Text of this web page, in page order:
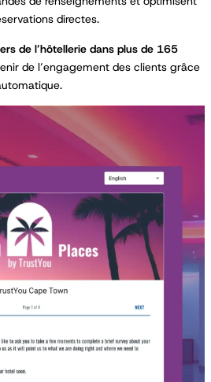
directes.
de l’hôtellerie dans plus de 165
de l’engagement des clients grâce